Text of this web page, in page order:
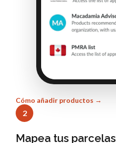
Cómo añadir productos →
2
Mapea tus parcelas